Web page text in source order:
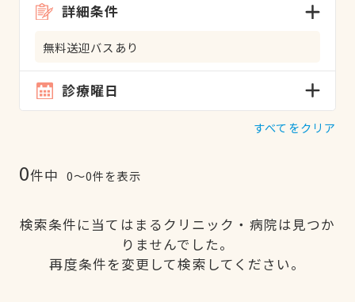
詳細条件
無料送迎バスあり
診療曜日
すべてをクリア
0件中 0〜0件を表示
検索条件に当てはまるクリニック・病院は見つか
りませんでした。
再度条件を変更して検索してください。